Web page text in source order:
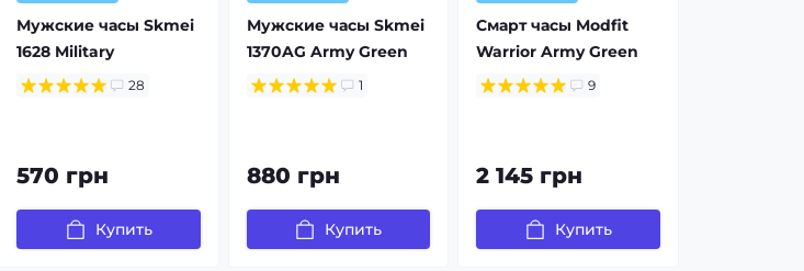
Мужские часы Skmei
1628 Military
28
570 грн
Купить
Мужские часы Skmei
1370AG Army Green
1
880 грн
Купить
Смарт часы Modfit
Warrior Army Green
9
2 145 грн
Купить